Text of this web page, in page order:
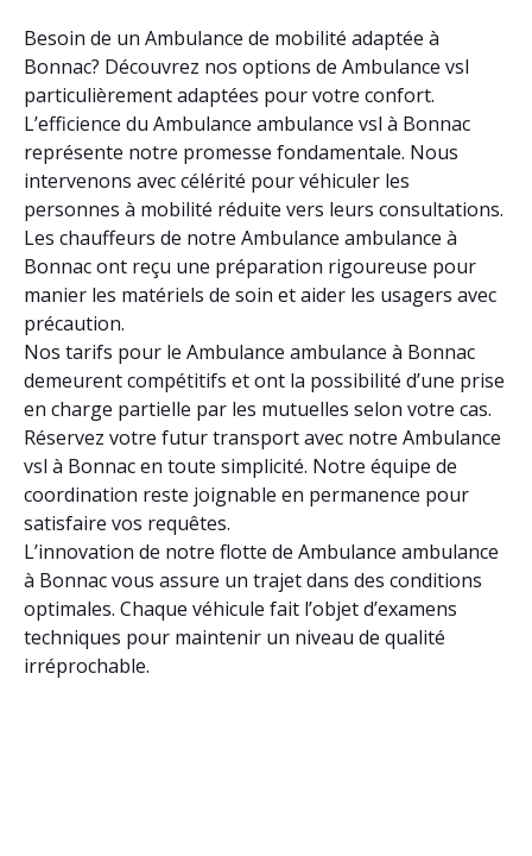
Besoin de un Ambulance de mobilité adaptée à
Bonnac? Découvrez nos options de Ambulance vsl
particulièrement adaptées pour votre confort.
L’efficience du Ambulance ambulance vsl à Bonnac
représente notre promesse fondamentale. Nous
intervenons avec célérité pour véhiculer les
personnes à mobilité réduite vers leurs consultations.
Les chauffeurs de notre Ambulance ambulance à
Bonnac ont reçu une préparation rigoureuse pour
manier les matériels de soin et aider les usagers avec
précaution.
Nos tarifs pour le Ambulance ambulance à Bonnac
demeurent compétitifs et ont la possibilité d’une prise
en charge partielle par les mutuelles selon votre cas.
Réservez votre futur transport avec notre Ambulance
vsl à Bonnac en toute simplicité. Notre équipe de
coordination reste joignable en permanence pour
satisfaire vos requêtes.
L’innovation de notre flotte de Ambulance ambulance
à Bonnac vous assure un trajet dans des conditions
optimales. Chaque véhicule fait l’objet d’examens
techniques pour maintenir un niveau de qualité
irréprochable.